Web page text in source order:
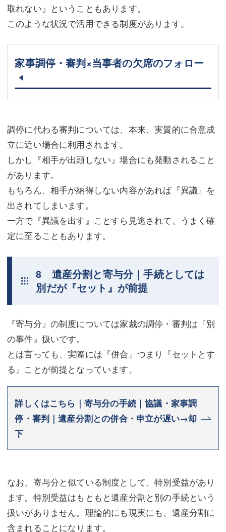
取れない』ということもあります。
このような状況で活用できる制度があります。
家事調停・審判×当事者の欠席のフォロー
調停に代わる審判については、本来、実質的に合意成
立に近い場合に利用されます。
しかし『相手が出頭しない』場合にも発動されること
があります。
もちろん、相手が納得しない内容があれば『異議』を
出されてしまいます。
一方で『異議を出す』ことすら見逃されて、うまく確
定に至ることもあります。
8 遺産分割と寄与分｜手続としては
別だが『セット』が前提
『寄与分』の制度については家裁の調停・審判は『別
の事件』扱いです。
とは言っても、実際には『併合』つまり『セットとす
る』ことが前提となっています。
詳しくはこちら｜寄与分の手続｜協議・家事調
停・審判｜遺産分割との併合・申立が遅い→却
下
なお、寄与分と似ている制度として、特別受益があり
ます。特別受益はもともと遺産分割と別の手続という
扱いがありません。理論的にも現実にも、遺産分割に
含まれることになります。